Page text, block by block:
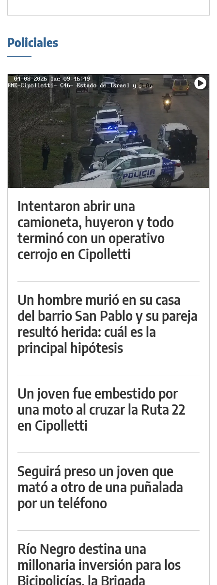
Policiales
Intentaron abrir una
camioneta, huyeron y todo
terminó con un operativo
cerrojo en Cipolletti
Un hombre murió en su casa
del barrio San Pablo y su pareja
resultó herida: cuál es la
principal hipótesis
Un joven fue embestido por
una moto al cruzar la Ruta 22
en Cipolletti
Seguirá preso un joven que
mató a otro de una puñalada
por un teléfono
Río Negro destina una
millonaria inversión para los
Bicipolicías, la Brigada